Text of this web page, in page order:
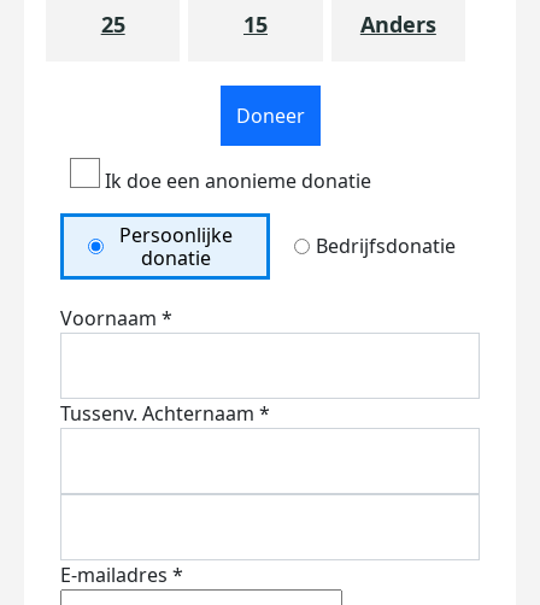
25 15 Anders
Doneer
Ik doe een anonieme donatie
Persoonlijke
donatie
Bedrijfsdonatie
Voornaam *
Tussenv. Achternaam *
E-mailadres *